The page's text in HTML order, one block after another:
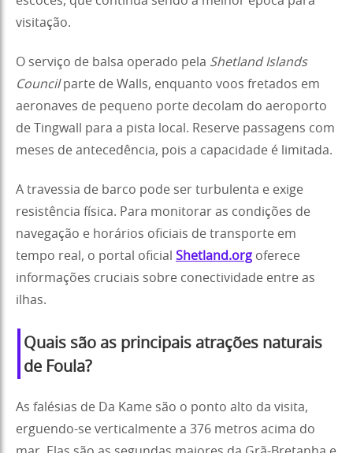
visitação.
O serviço de balsa operado pela Shetland Islands
Councilparte de Walls, enquanto voos fretados em
aeronaves de pequeno porte decolam do aeroporto
de Tingwall para a pista local. Reserve passagens com
meses de antecedência, pois a capacidade é limitada.
A travessia de barco pode ser turbulenta e exige
resistência física. Para monitorar as condições de
navegação e horários oficiais de transporte em
tempo real, o portal oficial Shetland.org oferece
informações cruciais sobre conectividade entre as
ilhas.
Quais são as principais atrações naturais
de Foula?
As falésias de Da Kame são o ponto alto da visita,
erguendo-se verticalmente a 376 metros acima do